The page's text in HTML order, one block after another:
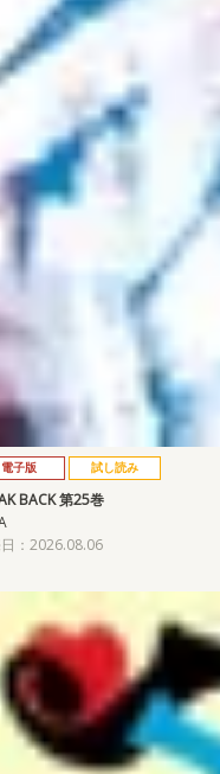
電子版 試し読み
BACK 第25巻
：2026.08.06